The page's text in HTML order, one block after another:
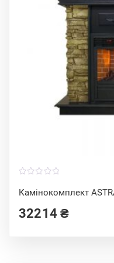
Камінокомплект
o
u
o
f
32214₴